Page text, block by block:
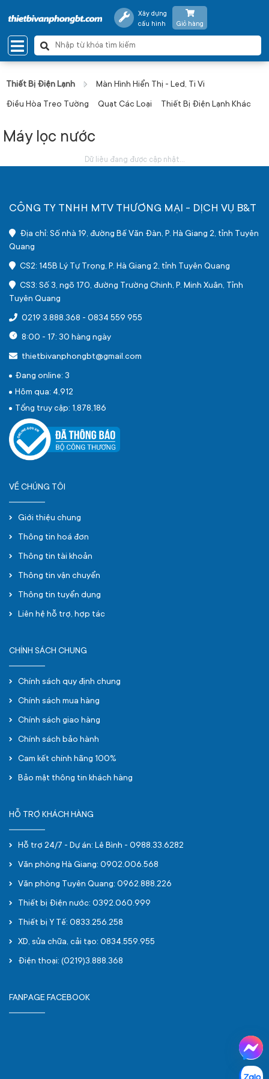
Xây dựng
cấu hình
Giỏ hàng
Thiết Bị Điện Lạnh Màn Hình Hiển Thị - Led, Ti Vi
Điều Hòa Treo Tường Quạt Các Loại Thiết Bị Điện Lạnh Khác
Máy lọc nước
Dữ liệu đang được cập nhật...
CÔNG TY TNHH MTV THƯƠNG MẠI - DỊCH VỤ B&T
Địa chỉ: Số nhà 19, đường Bế Văn Đàn, P. Hà Giang 2, tỉnh Tuyên
Quang
CS2: 145B Lý Tự Trọng, P. Hà Giang 2, tỉnh Tuyên Quang
CS3: Số 3, ngõ 170, đường Trường Chinh, P. Minh Xuân, Tỉnh
Tuyên Quang
0219 3.888.368 - 0834 559 955
8:00 - 17: 30 hàng ngày
thietbivanphongbt@gmail.com
Đang online: 3
Hôm qua: 4,912
Tổng truy cập: 1,878,186
VỀ CHÚNG TÔI
Giới thiệu chung
Thông tin hoá đơn
Thông tin tài khoản
Thông tin vận chuyển
Thông tin tuyển dụng
Liên hệ hỗ trợ, hợp tác
CHÍNH SÁCH CHUNG
Chính sách quy định chung
Chính sách mua hàng
Chính sách giao hàng
Chính sách bảo hành
Cam kết chính hãng 100%
Bảo mật thông tin khách hàng
HỖ TRỢ KHÁCH HÀNG
Hỗ trợ 24/7 - Dự án: Lê Bình - 0988.33.6282
Văn phòng Hà Giang: 0902.006.568
Văn phòng Tuyên Quang: 0962.888.226
Thiết bị Điện nước: 0392.060.999
Thiết bị Y Tế: 0833.256.258
XD, sửa chữa, cải tạo: 0834.559.955
Điện thoại: (0219)3.888.368
FANPAGE FACEBOOK